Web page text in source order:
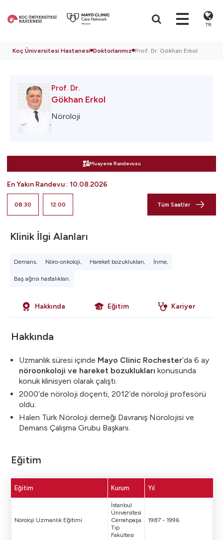
TR
Koç Üniversitesi Hastanesi Doktorlarımız Prof. Dr. Gökhan Erkol
Prof. Dr.
Gökhan Erkol
Nöroloji
Muayene Randevusu
En Yakın Randevu : 10.08.2026
08:30 12:00 Tüm Saatler
Klinik İlgi Alanları
Demans, Nöro-onkoloji, Hareket bozuklukları, İnme,
Baş ağrısı hastalıkları.
Hakkında Eğitim Kariyer
Hakkında
Uzmanlık süresi içinde Mayo Clinic Rochester’da 6 ay
nöroonkoloji ve hareket bozuklukları konusunda
konuk klinisyen olarak çalıştı.
2000’de nöroloji doçenti, 2012’de nöroloji profesörü
oldu.
Halen Türk Nöroloji derneği Davranış Nörolojisi ve
Demans Çalışma Grubu Başkanı.
Eğitim
Eğitim Kurum Yıl
Nöroloji Uzmanlık Eğitimi
İstanbul
Üniversitesi
Cerrahpaşa
Tıp
Fakültesi
1987 - 1996